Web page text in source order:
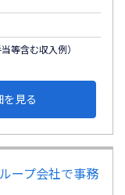
等含む収入例）
を見る
ープ会社で事務